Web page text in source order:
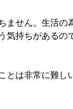
ません。生活の
気持ちがあるの
とは非常に難し